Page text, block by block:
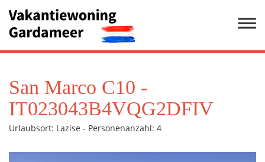
San Marco C10 -
IT023043B4VQG2DFIV
Urlaubsort: Lazise - Personenanzahl: 4